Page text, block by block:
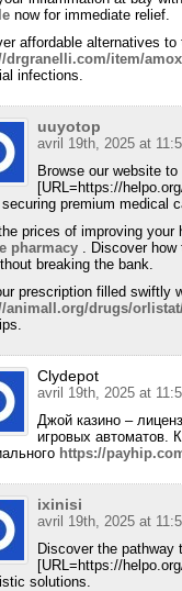
now for immediate relief.
affordable alternatives
drgranelli.com/item/
infections.
uuyotop
avril 19th, 2025 at
Browse our website
[URL=https://
securing premium medical
prices of improving your
pharmacy. Discover how
breaking the bank.
prescription filled swiftly
animall.org/drugs/
Clydepot
avril 19th, 2025 at
Джой казино –
игровых автоматов.
https://
ixinisi
avril 19th, 2025 at
Discover the pathway
[URL=https://
solutions.